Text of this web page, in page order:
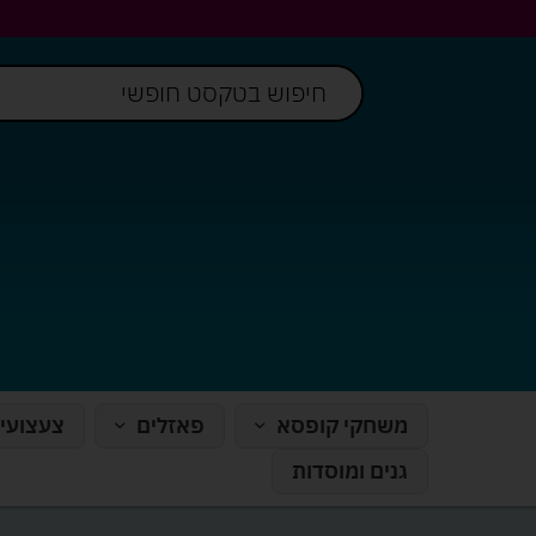
משחקי קופסא פאזלים
גנים ומוסדות